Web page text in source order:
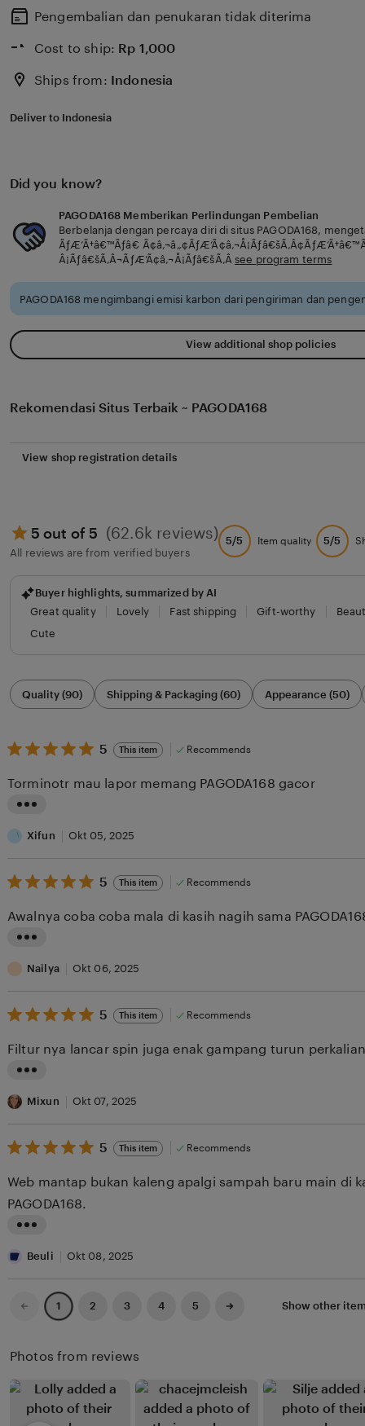
Pengembalian dan penukaran tidak diterima
Cost to ship: Rp 1,000
Ships from: Indonesia
Deliver to Indonesia
Did you know?
PAGODA168 Memberikan Perlindungan Pembelian
Berbelanja dengan percaya diri di situs PAGODA168,
ÃƒÆ’Ã†â€™Ãƒâ€
Â¡Ãƒâ€šÃ‚Â¬ÃƒÆ’Ã¢â‚¬Å¡Ãƒâ€šÃ‚Âsee program terms
PAGODA168 mengimbangi emisi karbon dari pengiriman dan
View additional shop policies
Rekomendasi Situs Terbaik ~ PAGODA168
View shop registration details
5 out of 5 (62.6k reviews)
All reviews are from verified buyers
5/5 Item quality 5/5
Buyer highlights, summarized by AI
Great quality
Lovely Fast shipping Gift-worthy
Cute
Filter
by
category
Quality (90) Shipping & Packaging (60) Appearance (50)
5
out
5
stars
5 This item Recommends
i
t
n
r
v
e
b
X
f
u
Torminotr mau lapor memang PAGODA168 gacor
Xifun Okt 05, 2025
5
out
5
stars
5 This item Recommends
i
t
n
r
v
e
w
y
y
Awalnya coba coba mala di kasih nagih sama
Nailya Okt 06, 2025
5
out
5
stars
5 This item Recommends
i
t
n
g
e
M
Filtur nya lancar spin juga enak gampang turun perkalian
Mixun Okt 07, 2025
5
out
5
stars
5 This item Recommends
i
e
Web mantap bukan kaleng apalgi sampah baru main di
PAGODA168.
Beuli Okt 08, 2025
Previous
page
1 2 3 4 5
Next
page
Show other
Photos from reviews